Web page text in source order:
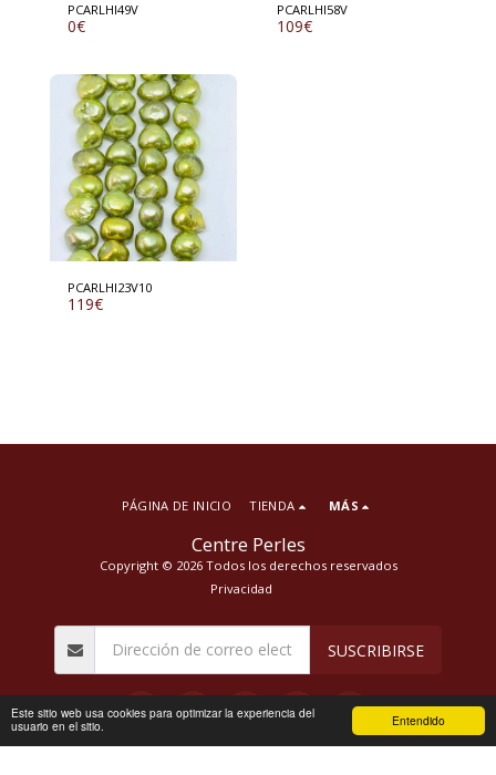
Entendido
Este sitio web usa cookies para optimizar la experiencia del
usuario en el sitio.
PCARLHI49V
0€
PCARLHI58V
109€
PCARLHI23V10
119€
Centre Perles
Copyright © 2026 Todos los derechos reservados
Privacidad
PÁGINA DE INICIO TIENDA MÁS
SUSCRIBIRSE